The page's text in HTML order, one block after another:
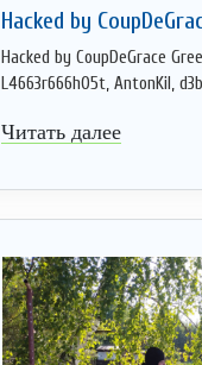
Hacked by
Hacked by CoupDeGrace
L4663r666h05t, AntonKil,
Читать далее